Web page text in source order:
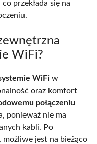
przekłada się na
WiFi?
WiFi w
oraz komfort
połączeniu
ponieważ nie ma
kabli. Po
możliwe jest na bieżąco